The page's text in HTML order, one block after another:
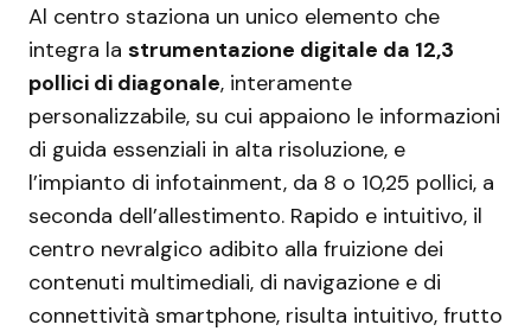
Al centro staziona un unico elemento che
integra la strumentazione digitale da 12,3
pollici di diagonale, interamente
personalizzabile, su cui appaiono le informazioni
di guida essenziali in alta risoluzione, e
l’impianto di infotainment, da 8 o 10,25 pollici, a
seconda dell’allestimento. Rapido e intuitivo, il
centro nevralgico adibito alla fruizione dei
contenuti multimediali, di navigazione e di
connettività smartphone, risulta intuitivo, frutto